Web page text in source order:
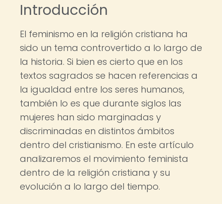
Introducción
El feminismo en la religión cristiana ha
sido un tema controvertido a lo largo de
la historia. Si bien es cierto que en los
textos sagrados se hacen referencias a
la igualdad entre los seres humanos,
también lo es que durante siglos las
mujeres han sido marginadas y
discriminadas en distintos ámbitos
dentro del cristianismo. En este artículo
analizaremos el movimiento feminista
dentro de la religión cristiana y su
evolución a lo largo del tiempo.